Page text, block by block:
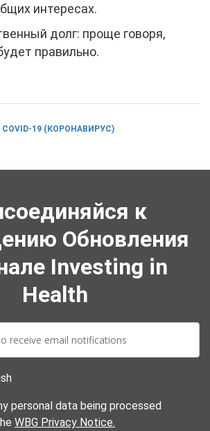
интересах.
долг: проще говоря,
правильно.
COVID-19 (КОРОНАВИРУС)
к
Обновления
Investing in
Health
personal data being processed
WBG Privacy Notice.